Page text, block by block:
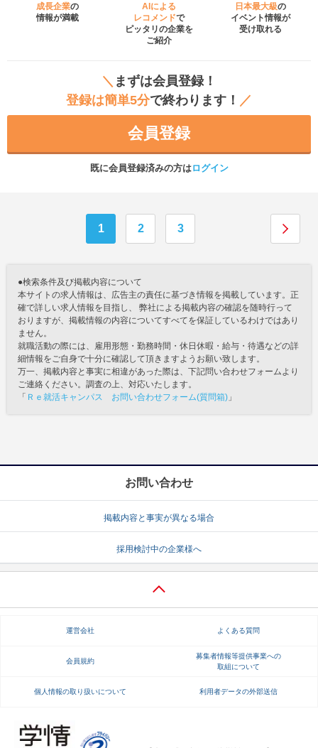
成長企業の
情報が満載
AIによる
レコメンドで
ピッタリの企業を
ご紹介
日本最大級の
イベント情報が
受け取れる
＼ まずは会員登録！
登録は簡単5分で終わります！ ／
会員登録
既に会員登録済みの方はログイン
1 2 3
●検索条件及び掲載内容について
本サイトの求人情報は、広告主の責任に基づき情報を掲載しています。正
確で詳しい求人情報を目指し、 弊社による掲載内容の確認を随時行って
おりますが、掲載情報の内容についてすべてを保証しているわけではあり
ません。
就職活動の際には、雇用形態・勤務時間・休日休暇・給与・待遇などの詳
細情報をご自身で十分に確認して頂きますようお願い致します。
万一、掲載内容と事実に相違があった際は、下記問い合わせフォームより
ご連絡ください。調査の上、対応いたします。
「 Ｒｅ就活キャンパス お問い合わせフォーム(質問箱) 」
お問い合わせ
掲載内容と事実が異なる場合
採用検討中の企業様へ
運営会社 よくある質問
会員規約
募集者情報等提供事業への
取組について
個人情報の取り扱いについて 利用者データの外部送信